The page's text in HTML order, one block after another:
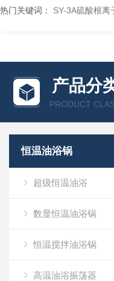
热门关键词： SY-3A硫酸根离
产品分
PRODUCT
恒温油浴锅
超级恒温油浴
数显恒温油浴锅
恒温搅拌油浴锅
高温油浴振荡器